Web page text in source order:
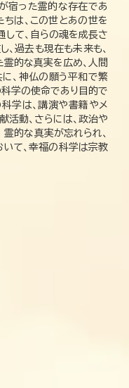
宿った霊的な存在であ
ちは、この世とあの世を
して、自らの魂を成長さ
、過去も現在も未来も、
霊的な真実を広め、人間
、神仏の願う平和で繁
科学の使命であり目的で
学は、講演や書籍やメ
活動、さらには、政治や
霊的な真実が忘れられ、
て、幸福の科学は宗教